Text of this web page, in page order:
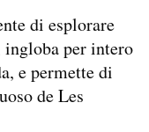
di esplorare
ingloba per intero
e permette di
de Les